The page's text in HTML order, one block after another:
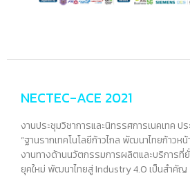
NECTEC-ACE 2021
งานประชุมวิชาการและนิทรรศการเนคเทค ป
“ฐานรากเทคโนโลยีก้าวไกล พัฒนาไทยก้าวห
งานทางด้านนวัตกรรมการผลิตและบริการที่
ยุคใหม่ พัฒนาไทยสู่ Industry 4.0 เป็นสำคัญ